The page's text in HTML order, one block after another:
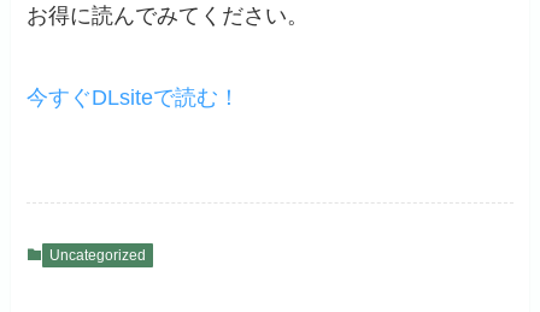
お得に読んでみてください。
今すぐDLsiteで読む！
Uncategorized